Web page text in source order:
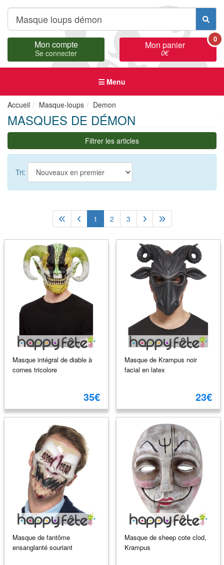
Mon compte
Se connecter
Mon panier
0€
0
Menu
Accueil Masque-loups Demon
MASQUES DE DÉMON
Filtrer les articles
Tri:
1 2 3
Masque intégral de diable à
cornes tricolore
35€
Masque de Krampus noir
facial en latex
23€
Masque de fantôme
ensanglanté souriant
Masque de sheep cote clod,
Krampus